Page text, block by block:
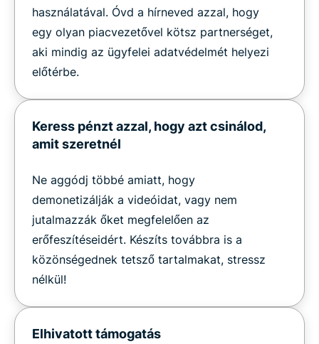
használatával. Óvd a hírneved azzal, hogy
egy olyan piacvezetővel kötsz partnerséget,
aki mindig az ügyfelei adatvédelmét helyezi
előtérbe.
Keress pénzt azzal, hogy azt csinálod,
amit szeretnél
Ne aggódj többé amiatt, hogy
demonetizálják a videóidat, vagy nem
jutalmazzák őket megfelelően az
erőfeszítéseidért. Készíts továbbra is a
közönségednek tetsző tartalmakat, stressz
nélkül!
Elhivatott támogatás